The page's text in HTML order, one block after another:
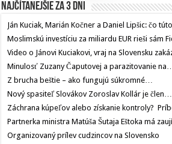
Najčítanejšie za 3 dni
Ján Kuciak, Marián Kočner a Daniel Lipšic: čo
Moslimskú investíciu za miliardu EUR rieši sám
Video o Jánovi Kuciakovi, vraj na Slovensku
Minulosť Zuzany Čaputovej a parazitovanie
Z brucha beštie – ako fungujú súkromné…
Nový spasiteľ Slovákov Zoroslav Kollár je člen…
Záchrana kúpeľov alebo získanie kontroly?
Partnerka ministra Matúša Šutaja Eštoka má
Organizovaný prílev cudzincov na Slovensko